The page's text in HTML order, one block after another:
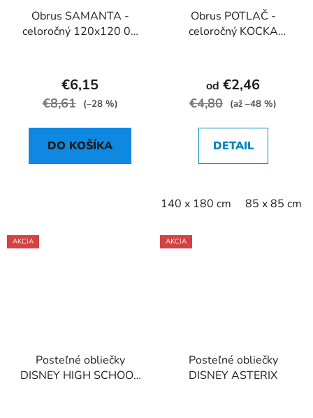
Obrus SAMANTA -
celoročný 120x120 01
€6,15
€8,61 (–28 %)
DO KOŠÍKA
Obrus POTLAČ -
celoročný KOCKA
od €2,46
€4,80 (až –48 %)
DETAIL
140 x 180 cm 85 x 85 cm
AKCIA
Posteľné obliečky
DISNEY HIGH SCHOOL
AKCIA
Posteľné obliečky
DISNEY ASTERIX